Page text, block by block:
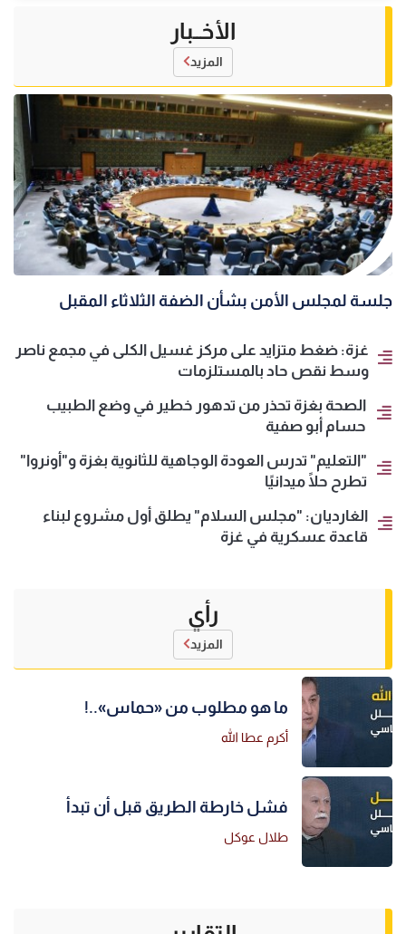
الأخــبار
المزيد
جلسة لمجلس الأمن بشأن الضفة الثلاثاء المقبل
غزة: ضغط متزايد على مركز غسيل الكلى في مجمع ناصر
وسط نقص حاد بالمستلزمات
الصحة بغزة تحذر من تدهور خطير في وضع الطبيب
حسام أبو صفية
"التعليم" تدرس العودة الوجاهية للثانوية بغزة و"أونروا"
تطرح حلًا ميدانيًا
الغارديان: "مجلس السلام" يطلق أول مشروع لبناء
قاعدة عسكرية في غزة
رأي
المزيد
ما هو مطلوب من «حماس»..!
أكرم عطا الله
فشل خارطة الطريق قبل أن تبدأ
طلال عوكل